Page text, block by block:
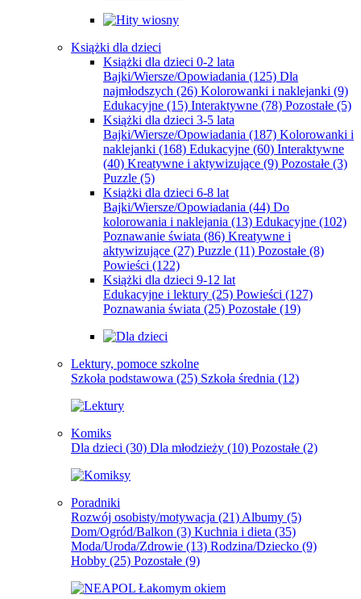
Książki dla dzieci
Książki dla dzieci 0-2 lata
Bajki/Wiersze/Opowiadania (125) Dla
najmłodszych (26) Kolorowanki i naklejanki (9)
Edukacyjne (15) Interaktywne (78) Pozostałe (5)
Książki dla dzieci 3-5 lata
Bajki/Wiersze/Opowiadania (187) Kolorowanki i
naklejanki (168) Edukacyjne (60) Interaktywne
(40) Kreatywne i aktywizujące (9) Pozostałe (3)
Puzzle (5)
Książki dla dzieci 6-8 lat
Bajki/Wiersze/Opowiadania (44) Do
kolorowania i naklejania (13) Edukacyjne (102)
Poznawanie świata (86) Kreatywne i
aktywizujące (27) Puzzle (11) Pozostałe (8)
Powieści (122)
Książki dla dzieci 9-12 lat
Edukacyjne i lektury (25) Powieści (127)
Poznawania świata (25) Pozostałe (19)
Lektury, pomoce szkolne
Szkoła podstawowa (25) Szkoła średnia (12)
Komiks
Dla dzieci (30) Dla młodzieży (10) Pozostałe (2)
Poradniki
Rozwój osobisty/motywacja (21) Albumy (5)
Dom/Ogród/Balkon (3) Kuchnia i dieta (35)
Moda/Uroda/Zdrowie (13) Rodzina/Dziecko (9)
Hobby (25) Pozostałe (9)